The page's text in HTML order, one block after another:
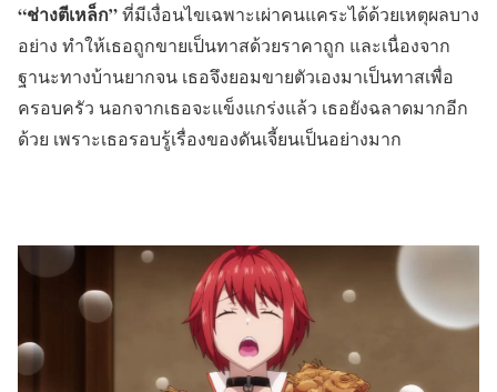
“ช่างตีเหล็ก”ที่มีเงื่อนไขเฉพาะเผ่าคนแคระได้ด้วยเหตุผลบาง
อย่าง ทำให้เธอถูกขายเป็นทาสด้วยราคาถูก และเนื่องจาก
ฐานะทางบ้านยากจน เธอจึงยอมขายตัวเองมาเป็นทาสเพื่อ
ครอบครัว นอกจากเธอจะแข็งแกร่งแล้ว เธอยังฉลาดมากอีก
ด้วย เพราะเธอรอบรู้เรื่องของดันเจี้ยนเป็นอย่างมาก